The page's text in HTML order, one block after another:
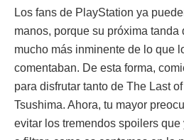
Los fans de PlayStation ya
manos, porque su próxima
mucho más inminente de lo que
comentaban. De esta forma,
para disfrutar tanto de The Last
Tsushima. Ahora, tu mayor
evitar los tremendos spoilers